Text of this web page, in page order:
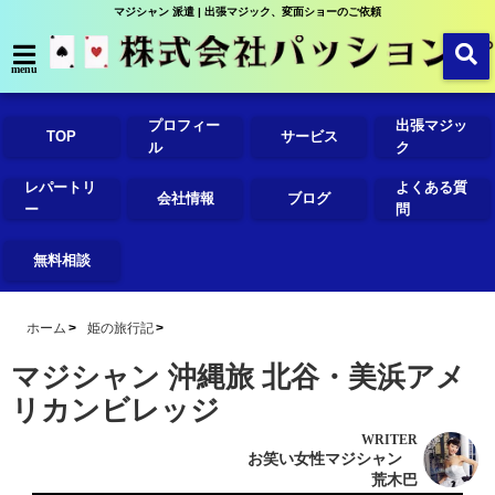
マジシャン 派遣 | 出張マジック、変面ショーのご依頼
menu
TOP
プロフィー
ル
サービス
出張マジッ
ク
レパートリ
ー
会社情報 ブログ
よくある質
問
無料相談
ホーム 姫の旅行記
マジシャン 沖縄旅 北谷・美浜アメ
リカンビレッジ
WRITER
お笑い女性マジシャン
荒木巴